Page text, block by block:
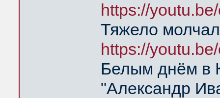
https://
Тяжело
https://
Белым днём в
"Александр